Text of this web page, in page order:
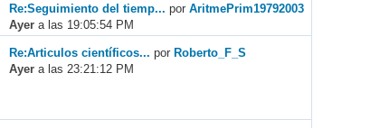
Re:Seguimiento del tiemp... porAritmePrim19792003
Ayer a las 19:05:54 PM
Re:Articulos científicos... por Roberto_F_S
Ayer a las 23:21:12 PM